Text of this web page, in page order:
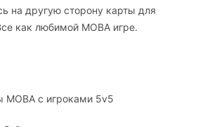
на другую сторону карты для
как любимой МОВА игре.
МОВА с игроками 5v5